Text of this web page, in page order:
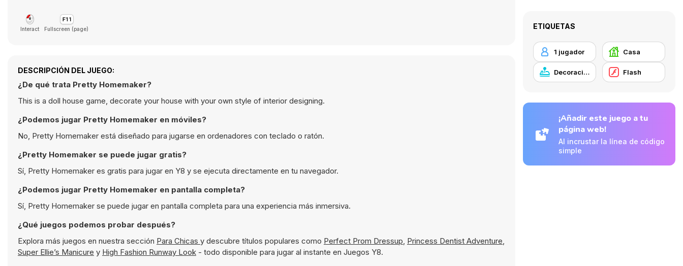
Interact Fullscreen (page)
DESCRIPCIÓN DEL JUEGO:
¿De qué trata Pretty Homemaker?
This is a doll house game, decorate your house with your own style of interior designing.
¿Podemos jugar Pretty Homemaker en móviles?
No, Pretty Homemaker está diseñado para jugarse en ordenadores con teclado o ratón.
¿Pretty Homemaker se puede jugar gratis?
Sí, Pretty Homemaker es gratis para jugar en Y8 y se ejecuta directamente en tu navegador.
¿Podemos jugar Pretty Homemaker en pantalla completa?
Sí, Pretty Homemaker se puede jugar en pantalla completa para una experiencia más inmersiva.
¿Qué juegos podemos probar después?
Explora más juegos en nuestra sección Para Chicas y descubre títulos populares como Perfect Prom Dressup, Princess Dentist Adventure,
Super Ellie’s Manicure y High Fashion Runway Look - todo disponible para jugar al instante en Juegos Y8.
ETIQUETAS
1 jugador Casa
Decoración Flash
¡Añadir este juego a tu
página web!
Al incrustar la línea de código
simple